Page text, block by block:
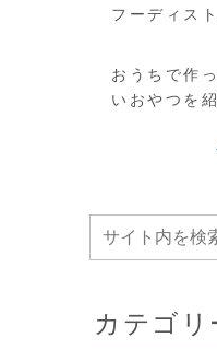
フーディス
おうちで作
いおやつを
カテゴリ